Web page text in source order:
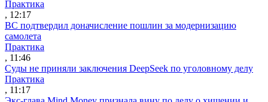
Практика
, 12:17
ВС подтвердил доначисление пошлин за модернизацию
самолета
Практика
, 11:46
Суды не приняли заключения DeepSeek по уголовному делу
Практика
, 11:17